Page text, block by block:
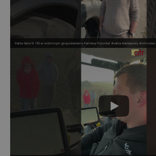
Valtra Serie N 135 w rodzinnym gospodarstwie Państwa Pszonka! #valtra #atrexpress #rolnictwo